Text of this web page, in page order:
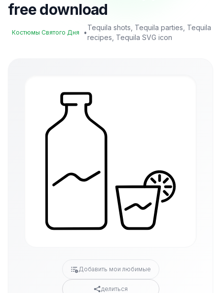
free download
Костюмы Святого Дня •
Tequila shots, Tequila parties, Tequila
recipes, Tequila SVG icon
Добавить мои любимые
делиться